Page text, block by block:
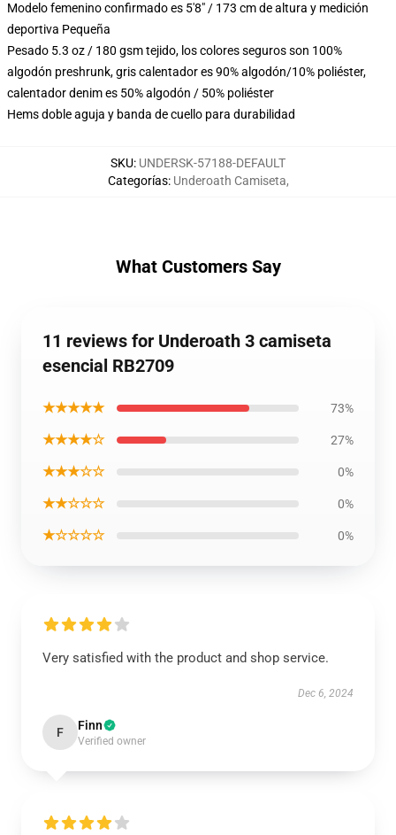
Modelo femenino confirmado es 5'8" / 173 cm de altura y medición
deportiva Pequeña
Pesado 5.3 oz / 180 gsm tejido, los colores seguros son 100%
algodón preshrunk, gris calentador es 90% algodón/10% poliéster,
calentador denim es 50% algodón / 50% poliéster
Hems doble aguja y banda de cuello para durabilidad
SKU: UNDERSK-57188-DEFAULT
Categorías: Underoath Camiseta,
What Customers Say
11 reviews for Underoath 3 camiseta
esencial RB2709
★★★★★ 73%
★★★★☆ 27%
★★★☆☆ 0%
★★☆☆☆ 0%
★☆☆☆☆ 0%
Very satisfied with the product and shop service.
Dec 6, 2024
F Finn
Verified owner